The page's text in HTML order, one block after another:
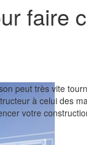
faire
peut très vite
à celui des
votre